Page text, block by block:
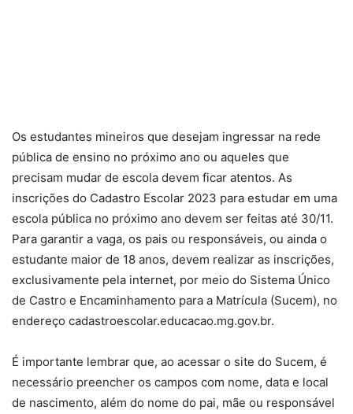
Os estudantes mineiros que desejam ingressar na rede
pública de ensino no próximo ano ou aqueles que
precisam mudar de escola devem ficar atentos. As
inscrições do Cadastro Escolar 2023 para estudar em uma
escola pública no próximo ano devem ser feitas até 30/11.
Para garantir a vaga, os pais ou responsáveis, ou ainda o
estudante maior de 18 anos, devem realizar as inscrições,
exclusivamente pela internet, por meio do Sistema Único
de Castro e Encaminhamento para a Matrícula (Sucem), no
endereço cadastroescolar.educacao.mg.gov.br.
É importante lembrar que, ao acessar o site do Sucem, é
necessário preencher os campos com nome, data e local
de nascimento, além do nome do pai, mãe ou responsável